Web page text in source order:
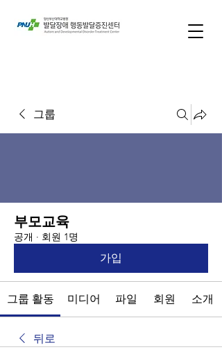
그룹
부모교육
공개 · 회원 1명
가입
그룹 활동 미디어 파일 회원 소개
뒤로